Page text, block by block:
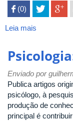
 (0)
Leia mais
Sociedade
Enviado por
Publica artigos
psicólogo, à
produção de
principal é